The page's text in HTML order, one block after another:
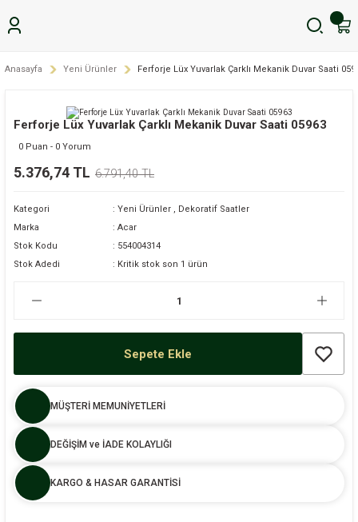
Anasayfa Yeni Ürünler Ferforje Lüx Yuvarlak Çarklı Mekanik Duvar Saati
Ferforje Lüx Yuvarlak Çarklı Mekanik Duvar Saati 05963
0 Puan - 0 Yorum
5.376,74 TL 6.791,40 TL
Kategori Yeni Ürünler , Dekoratif Saatler
Marka
Acar
Stok Kodu
554004314
Stok Adedi
Kritik stok son 1 ürün
Sepete Ekle
MÜŞTERİ MEMUNİYETLERİ
DEĞİŞİM ve İADE KOLAYLIĞI
KARGO & HASAR GARANTİSİ